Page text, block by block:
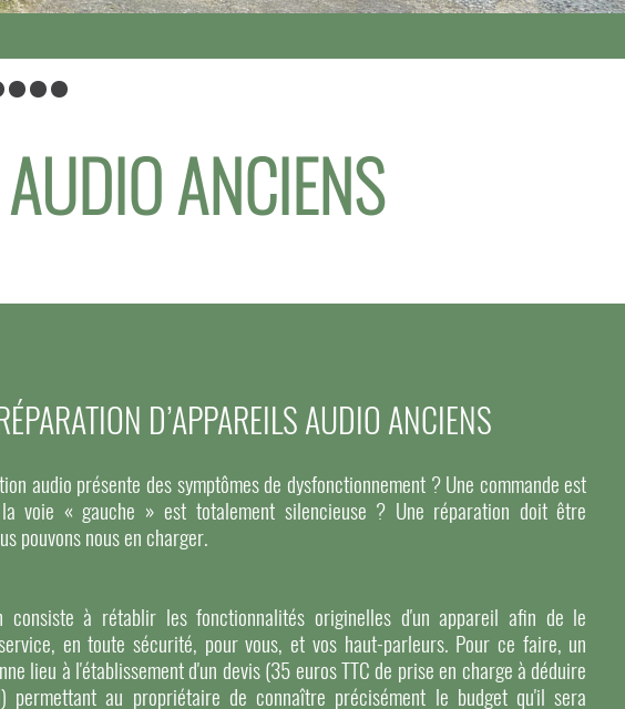
ANCIENS
D’APPAREILS AUDIO ANCIENS
audio présente des symptômes de dysfonctionnement ? Une commande est
voie « gauche » est totalement silencieuse ? Une réparation doit être
pouvons nous en charger.
consiste à rétablir les fonctionnalités originelles d'un appareil afin de le
en toute sécurité, pour vous, et vos haut-parleurs. Pour ce faire, un
lieu à l'établissement d'un devis (35 euros TTC de prise en charge à déduire
permettant au propriétaire de connaître précisément le budget qu'il sera